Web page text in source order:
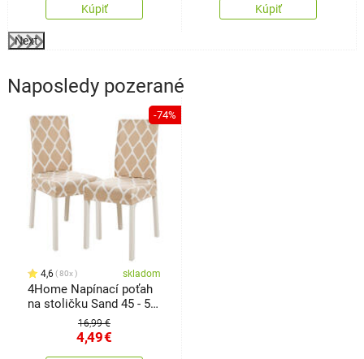
Kúpiť Kúpiť
Next
Naposledy pozerané
-74%
4,6 80x skladom
4Home Napínací poťah
na stoličku Sand 45 - 50
cm, sada 2 ks
16,99 €
4,49€